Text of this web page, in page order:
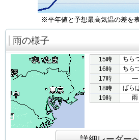
※平年値と予想最高気温の差を
雨の様子
15時 ちら
16時
ちら
17時
―
18時
ぱら
19時
雨